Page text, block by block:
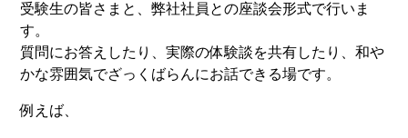
受験生の皆さまと、弊社社員との座談会形式で行いま
す。
質問にお答えしたり、実際の体験談を共有したり、和や
かな雰囲気でざっくばらんにお話できる場です。
例えば、